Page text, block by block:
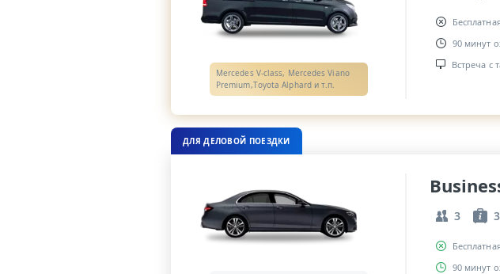
Mercedes V-class, Mercedes Viano
Premium,Toyota Alphard и т.п.
90 минут
Встреча с
ДЛЯ ДЕЛОВОЙ ПОЕЗДКИ
3 3
90 минут